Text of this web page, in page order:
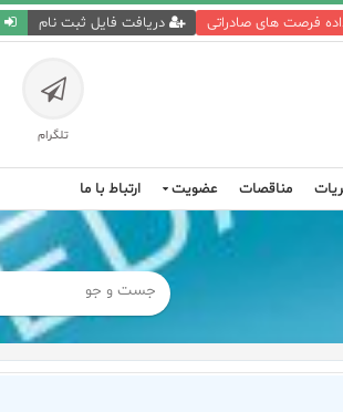
دریافت فایل ثبت نام فرصت های صادراتی
تلگرام
مناقصات عضویت ارتباط با ما